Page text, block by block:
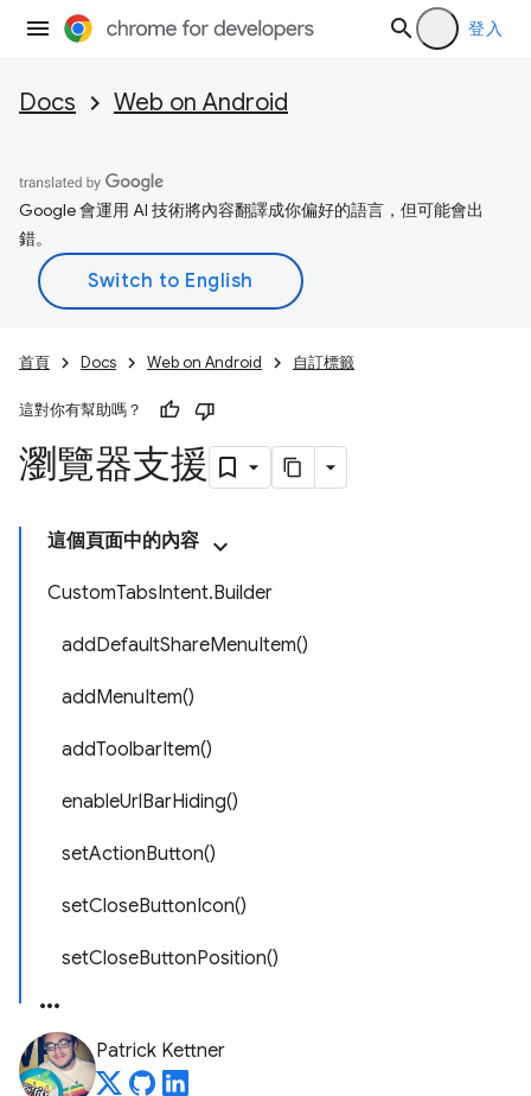
登入
Docs Web on Android
Google 會運用 AI 技術將內容翻譯成你偏好的語言，但可能會出
錯。
首頁 Docs Web on Android 自訂標籤
這對你有幫助嗎？
瀏覽器支援
這個頁面中的內容
CustomTabsIntent.Builder
addDefaultShareMenuItem()
addMenuItem()
addToolbarItem()
enableUrlBarHiding()
setActionButton()
setCloseButtonIcon()
setCloseButtonPosition()
Patrick Kettner